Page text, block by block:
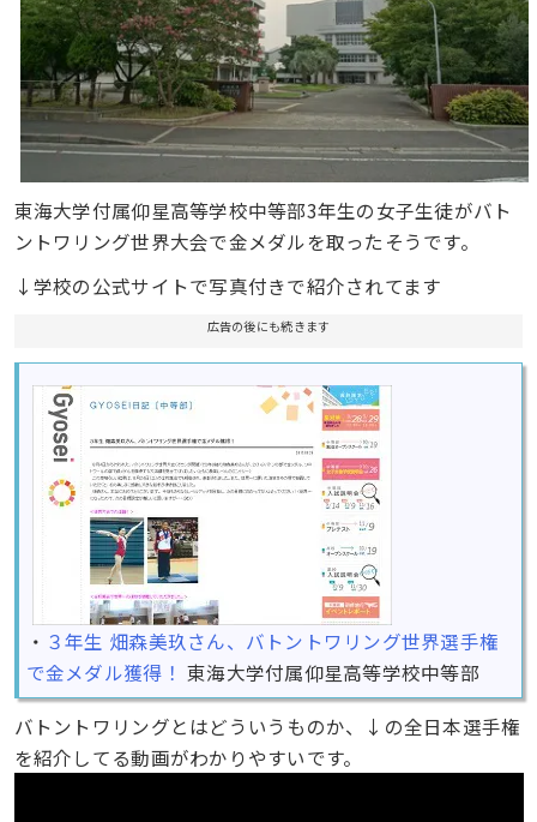
東海大学付属仰星高等学校中等部3年生の女子生徒がバト
ントワリング世界大会で金メダルを取ったそうです。
↓学校の公式サイトで写真付きで紹介されてます
広告の後にも続きます
・ ３年生 畑森美玖さん、バトントワリング世界選手権
で金メダル獲得！ 東海大学付属仰星高等学校中等部
バトントワリングとはどういうものか、↓の全日本選手権
を紹介してる動画がわかりやすいです。